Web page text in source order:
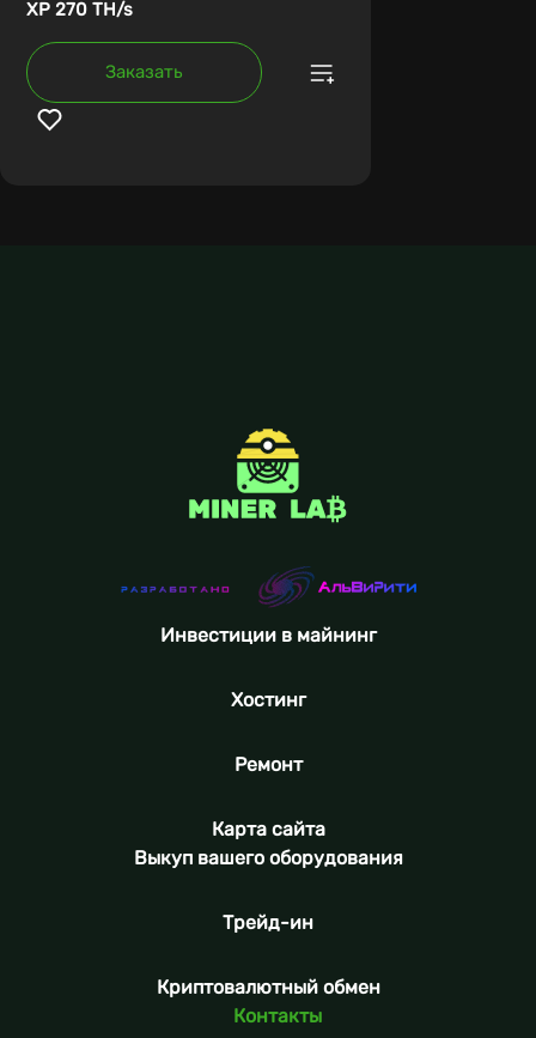
XP 270 TH/s
Заказать
Инвестиции в майнинг
Хостинг
Ремонт
Карта сайта
Выкуп вашего оборудования
Трейд-ин
Криптовалютный обмен
Контакты